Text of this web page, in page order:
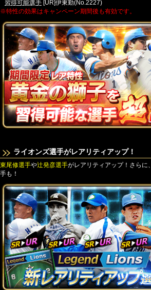
習得可能選手[UR]伊東勤(No.2227)
※特性の効果はキャンペーン期間後も有効です。
ライオンズ選手がレアリティアップ！
東尾修選手や辻発彦選手がレアリティアップ！さらに、
手も！